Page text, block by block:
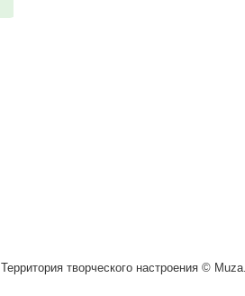
Территория творческого настроения ©